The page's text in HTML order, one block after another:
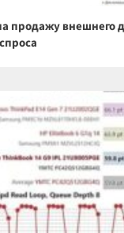
продажу внешнего